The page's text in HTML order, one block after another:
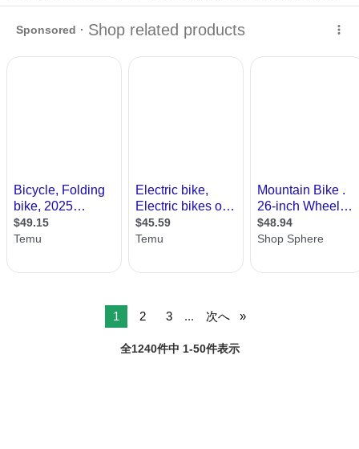
計 長さ：10cm 幅 ： 3cm 高さ :2.5cm 使用時間：90時間程度？ 目立
った傷など無いです。
1 2 3 ... 次へ
全1240件中 1-50件表示